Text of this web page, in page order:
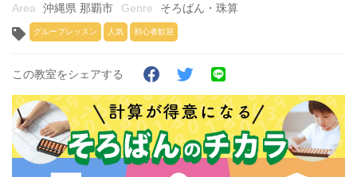
沖縄県 那覇市
そろばん・珠算
グループレッスン 人気 初心者歓迎
この教室をシェアする